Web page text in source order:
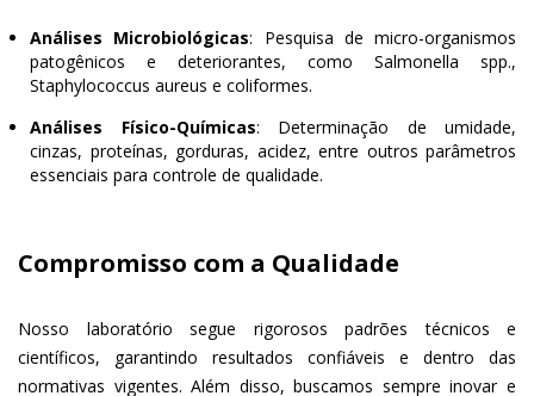
Análises Microbiológicas: Pesquisa de micro-organismos
patogênicos e deteriorantes, como Salmonella spp.,
Staphylococcus aureus e coliformes.
Análises Físico-Químicas: Determinação de umidade,
cinzas, proteínas, gorduras, acidez, entre outros parâmetros
essenciais para controle de qualidade.
Compromisso com a Qualidade
Nosso laboratório segue rigorosos padrões técnicos e
científicos, garantindo resultados confiáveis e dentro das
normativas vigentes. Além disso, buscamos sempre inovar e